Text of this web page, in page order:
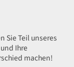
Sie Teil unseres
Ihre
machen!